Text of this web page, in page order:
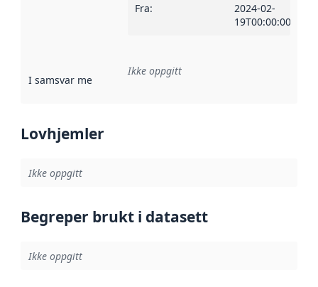
Fra:
2024-02-
19T00:00:00Z
I samsvar med Referanse til en implementasjonsregel
Ikke oppgitt
Lovhjemler
Ikke oppgitt
Begreper brukt i datasett
Ikke oppgitt